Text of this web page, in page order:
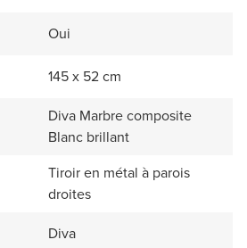
Oui
145 x 52 cm
Diva Marbre composite
Blanc brillant
Tiroir en métal à parois
droites
Diva